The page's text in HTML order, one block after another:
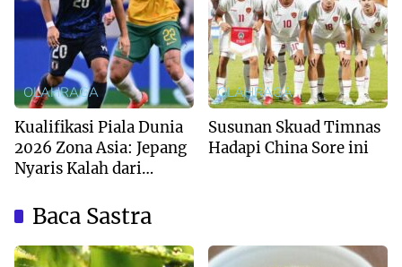
OLAHRAGA
Kualifikasi Piala Dunia
2026 Zona Asia: Jepang
Nyaris Kalah dari
OLAHRAGA
Susunan Skuad Timnas
Hadapi China Sore ini
Baca Sastra